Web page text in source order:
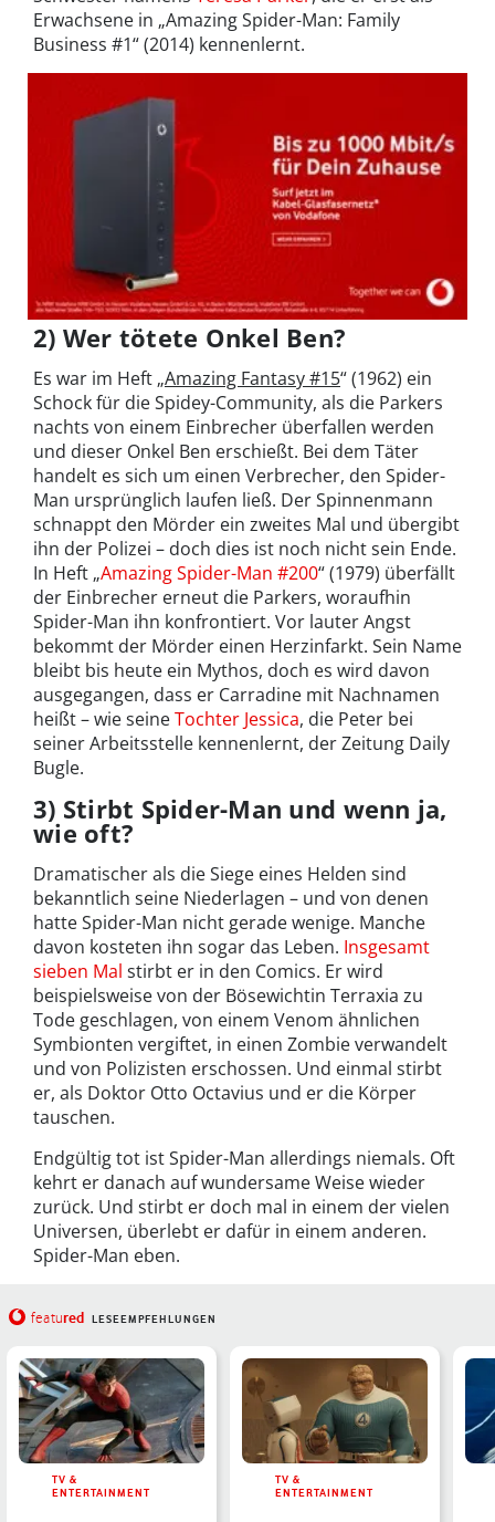
Erwachsene in „Amazing Spider-Man: Family
Business #1“ (2014) kennenlernt.
2) Wer tötete Onkel Ben?
Es war im Heft „Amazing Fantasy #15“ (1962) ein
Schock für die Spidey-Community, als die Parkers
nachts von einem Einbrecher überfallen werden
und dieser Onkel Ben erschießt. Bei dem Täter
handelt es sich um einen Verbrecher, den Spider-
Man ursprünglich laufen ließ. Der Spinnenmann
schnappt den Mörder ein zweites Mal und übergibt
ihn der Polizei – doch dies ist noch nicht sein Ende.
In Heft „Amazing Spider-Man #200“ (1979) überfällt
der Einbrecher erneut die Parkers, woraufhin
Spider-Man ihn konfrontiert. Vor lauter Angst
bekommt der Mörder einen Herzinfarkt. Sein Name
bleibt bis heute ein Mythos, doch es wird davon
ausgegangen, dass er Carradine mit Nachnamen
heißt – wie seineTochter Jessica, die Peter bei
seiner Arbeitsstelle kennenlernt, der Zeitung Daily
Bugle.
3) Stirbt Spider-Man und wenn ja,
wie oft?
Dramatischer als die Siege eines Helden sind
bekanntlich seine Niederlagen – und von denen
hatte Spider-Man nicht gerade wenige. Manche
davon kosteten ihn sogar das Leben. Insgesamt
sieben Mal stirbt er in den Comics. Er wird
beispielsweise von der Bösewichtin Terraxia zu
Tode geschlagen, von einem Venom ähnlichen
Symbionten vergiftet, in einen Zombie verwandelt
und von Polizisten erschossen. Und einmal stirbt
er, als Doktor Otto Octavius und er die Körper
tauschen.
Endgültig tot ist Spider-Man allerdings niemals. Oft
kehrt er danach auf wundersame Weise wieder
zurück. Und stirbt er doch mal in einem der vielen
Universen, überlebt er dafür in einem anderen.
Spider-Man eben.
featured LESEEMPFEHLUNGEN
TV &
ENTERTAINMENT
TV &
ENTERTAINMENT